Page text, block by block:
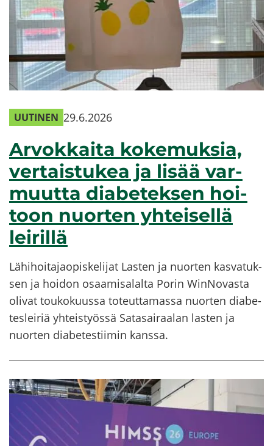
UU­TI­NEN 29.6.2026
Ar­vok­kai­ta ko­ke­muk­sia,
ver­tais­tu­kea ja lisää var­
muut­ta dia­be­tek­sen hoi­
toon nuor­ten yh­tei­sel­lä
lei­ril­lä
Lä­hi­hoi­ta­jao­pis­ke­li­jat Las­ten ja nuor­ten kas­va­tuk­
sen ja hoi­don osaa­mi­sa­lal­ta Porin WinNovasta
oli­vat tou­ko­kuus­sa to­teut­ta­mas­sa nuor­ten dia­be­
tes­lei­riä yh­teis­työs­sä Sa­ta­sai­raa­lan las­ten ja
nuor­ten dia­be­tes­tii­min kans­sa.